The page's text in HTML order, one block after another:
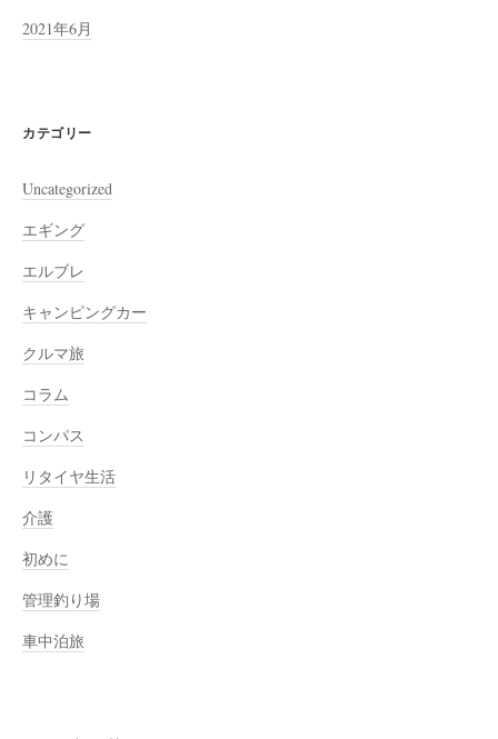
2021年6月
カテゴリー
Uncategorized
エギング
エルブレ
キャンピングカー
クルマ旅
コラム
コンパス
リタイヤ生活
介護
初めに
管理釣り場
車中泊旅